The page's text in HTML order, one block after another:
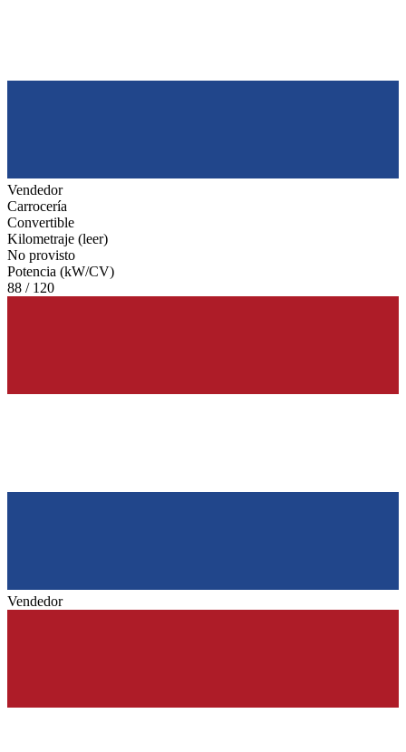
Vendedor
Carrocería
Convertible
Kilometraje (leer)
No provisto
Potencia (kW/CV)
88 / 120
Vendedor